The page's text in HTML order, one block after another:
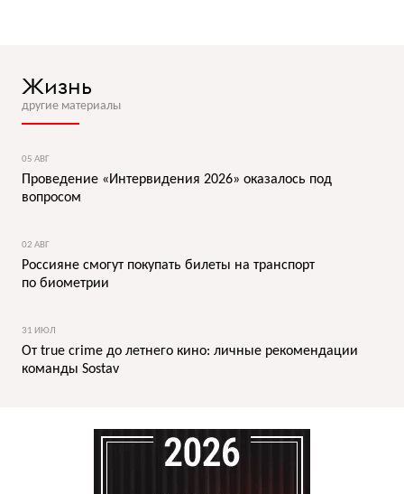
Жизнь
другие материалы
05 АВГ
Проведение «Интервидения 2026» оказалось под
вопросом
02 АВГ
Россияне смогут покупать билеты на транспорт
по биометрии
31 ИЮЛ
От true crime до летнего кино: личные рекомендации
команды Sostav